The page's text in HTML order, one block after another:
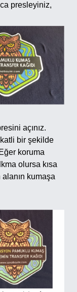
presleyiniz,
açınız.
bir şekilde
koruma
olursa kısa
kumaşa